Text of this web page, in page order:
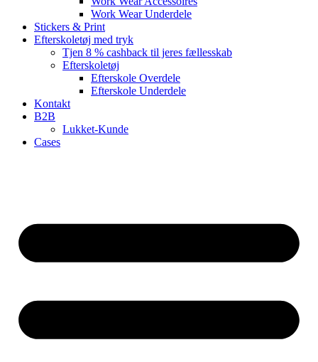
Work Wear Underdele
Stickers & Print
Efterskoletøj med tryk
Tjen 8 % cashback til jeres fællesskab
Efterskoletøj
Efterskole Overdele
Efterskole Underdele
Kontakt
B2B
Lukket-Kunde
Cases